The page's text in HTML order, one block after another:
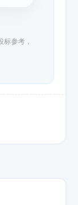
标参考，